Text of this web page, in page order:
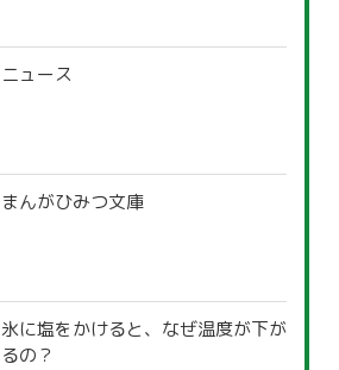
ニュース
まんがひみつ文庫
氷に塩をかけると、なぜ温度が下が
るの？